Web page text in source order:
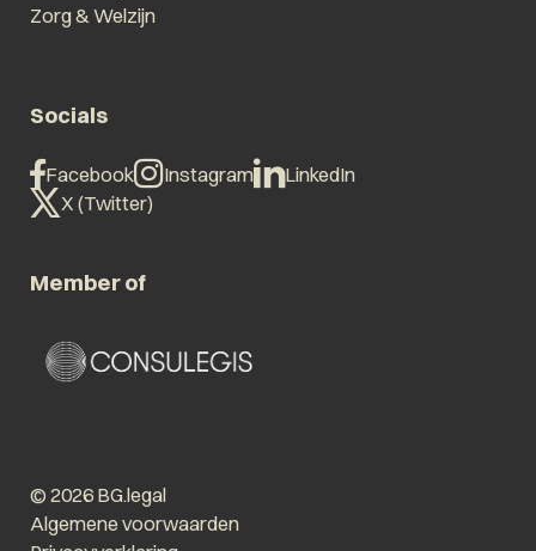
Zorg & Welzijn
Socials
Facebook Instagram
LinkedIn
X (Twitter)
Member of
© 2026 BG.legal
Algemene voorwaarden